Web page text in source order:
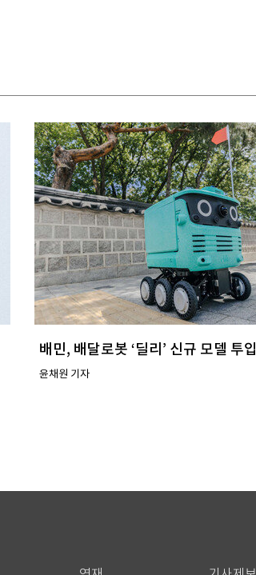
배민, 배달로봇 ‘딜리’ 신규 모델 투입
윤채원 기자